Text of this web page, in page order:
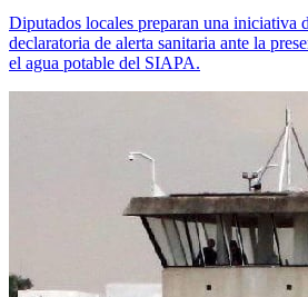
Diputados locales preparan una iniciativa
declaratoria de alerta sanitaria ante la
el agua potable del SIAPA.